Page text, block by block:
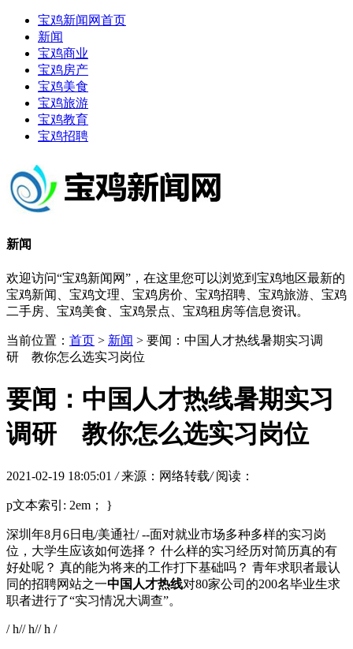
宝鸡新闻网首页
新闻
宝鸡商业
宝鸡房产
宝鸡美食
宝鸡旅游
宝鸡教育
宝鸡招聘
新闻
欢迎访问“宝鸡新闻网”，在这里您可以浏览到宝鸡地区最新的
宝鸡新闻、宝鸡文理、宝鸡房价、宝鸡招聘、宝鸡旅游、宝鸡
二手房、宝鸡美食、宝鸡景点、宝鸡租房等信息资讯。
当前位置： 首页 > 新闻 > 要闻：中国人才热线暑期实习调
研 教你怎么选实习岗位
要闻：中国人才热线暑期实习
调研 教你怎么选实习岗位
2021-02-19 18:05:01/ 来源：网络转载/ 阅读：
p文本索引: 2em； }
深圳年8月6日电/美通社/ --面对就业市场多种多样的实习岗
位，大学生应该如何选择？ 什么样的实习经历对简历真的有
好处呢？ 真的能为将来的工作打下基础吗？ 青年求职者最认
同的招聘网站之一中国人才热线对80家公司的200名毕业生求
职者进行了“实习情况大调查”。
/ h// h// h /